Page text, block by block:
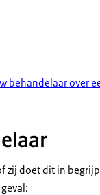
behandelaar over
zij doet dit in